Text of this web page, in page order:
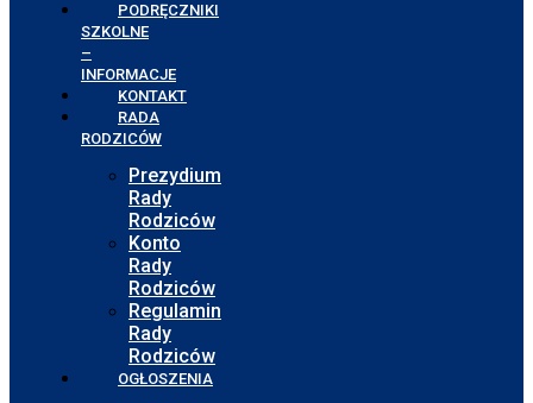
PODRĘCZNIKI
SZKOLNE
–
INFORMACJE
KONTAKT
RADA
RODZICÓW
Prezydium
Rady
Rodziców
Konto
Rady
Rodziców
Regulamin
Rady
Rodziców
OGŁOSZENIA